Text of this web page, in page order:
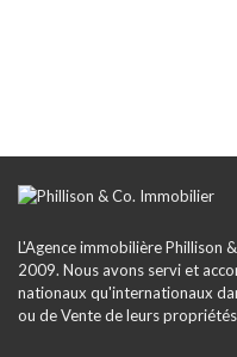
L'Agence immobilière Phillison
2009. Nous avons servi et
nationaux qu'internationaux
ou de Vente de leurs